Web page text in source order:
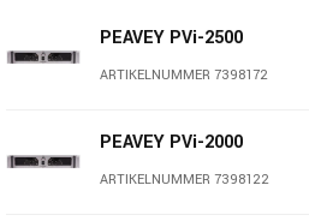
2 fläktar med dubbla
Ljudlös på/av-stängning
DC servodrift
Power ON, Clip, Signal och
PEAVEY PVi-2500
ARTIKELNUMMER 7398172
PEAVEY PVi-2000
ARTIKELNUMMER 7398122